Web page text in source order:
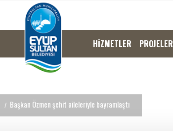
HİZMETLER PROJELER
Başkan Özmen şehit aileleriyle bayramlaştı